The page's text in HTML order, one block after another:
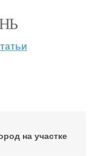
на участке